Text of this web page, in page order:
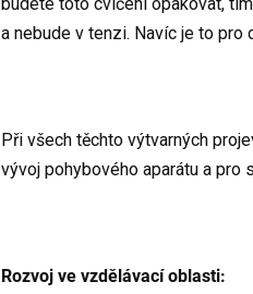
budete toto cvičení opakovat,
a nebude v tenzi. Navíc je to pro
Při všech těchto výtvarných
vývoj pohybového aparátu a pro
Rozvoj ve vzdělávací oblasti: